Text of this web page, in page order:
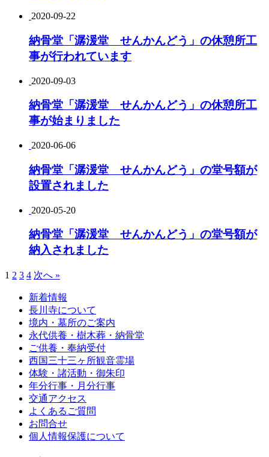
2020-09-22
納骨堂「潺湲堂 せんかんどう」の休憩所工
事が行われています
2020-09-03
納骨堂「潺湲堂 せんかんどう」の休憩所工
事が始まりました
2020-06-06
納骨堂「潺湲堂 せんかんどう」の堂号額が
設置されました
2020-05-20
納骨堂「潺湲堂 せんかんどう」の堂号額が
納入されました
1 2 3 4 次へ »
新着情報
長川寺について
境内・墓所のご案内
永代供養・樹木葬・納骨堂
ご供養・奉納受付
西国三十三ヶ所観音霊場
体験・諸活動・御朱印
年分行事・月分行事
交通アクセス
よくあるご質問
お問合せ
個人情報保護について